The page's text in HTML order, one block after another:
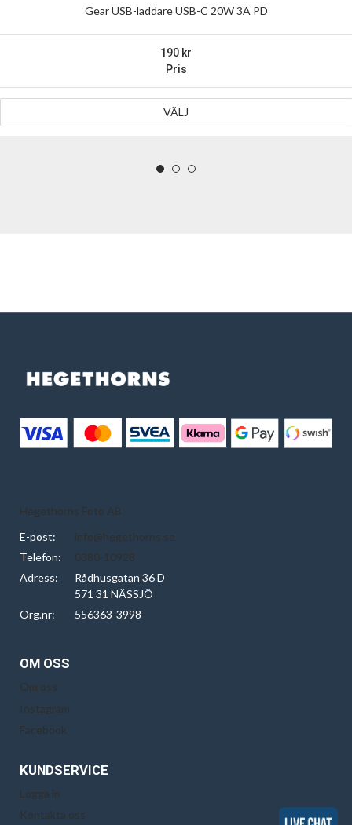
Gear USB-laddare USB-C 20W 3A PD
Pris
190
VÄLJ
Hegethorns Foto AB
E-post:
info@hegethorns.se
Telefon:
0380-10928
Adress:
Rådhusgatan 36 D
571 31 NÄSSJÖ
Org.nr:
556363-3998
OM OSS
Om oss
Instagram
Facebook
KUNDSERVICE
Logga in
Kontakta oss